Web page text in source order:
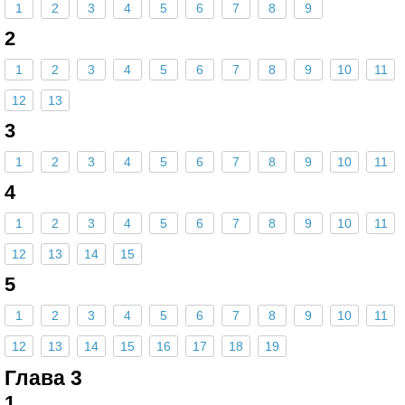
1 2 3 4 5 6 7 8 9
2
1 2 3 4 5 6 7 8 9 10 11
12 13
3
1 2 3 4 5 6 7 8 9 10 11
4
1 2 3 4 5 6 7 8 9 10 11
12 13 14 15
5
1 2 3 4 5 6 7 8 9 10 11
12 13 14 15 16 17 18 19
Глава 3